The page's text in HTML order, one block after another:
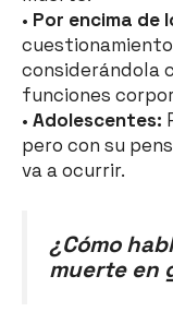
• Por encima de
considerándola
funciones
• Adolescentes:
pero con su
va a ocurrir.
¿Cómo
muerte en